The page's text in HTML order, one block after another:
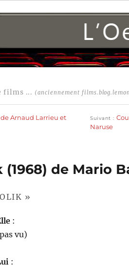
films ... (anciennement
Arnaud Larrieu et
Suivant
Naruse
de Mario
»
:
vu)
: